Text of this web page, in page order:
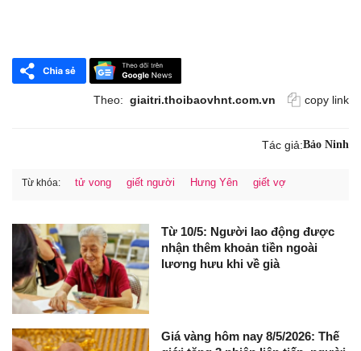
Theo: giaitri.thoibaovhnt.com.vn copy link
Tác giả:Bảo Ninh
Từ khóa: tử vong giết người Hưng Yên giết vợ
Từ 10/5: Người lao động được
nhận thêm khoản tiền ngoài
lương hưu khi về già
Giá vàng hôm nay 8/5/2026: Thế